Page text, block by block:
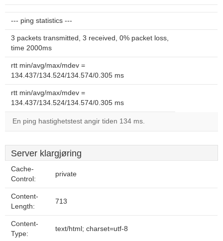
--- ping statistics ---
3 packets transmitted, 3 received, 0% packet loss,
time 2000ms
rtt min/avg/max/mdev =
134.437/134.524/134.574/0.305 ms
rtt min/avg/max/mdev =
134.437/134.524/134.574/0.305 ms
En ping hastighetstest angir tiden 134 ms.
Server klargjøring
Cache-
Control:
private
Content-
Length:
713
Content-
Type:
text/html; charset=utf-8